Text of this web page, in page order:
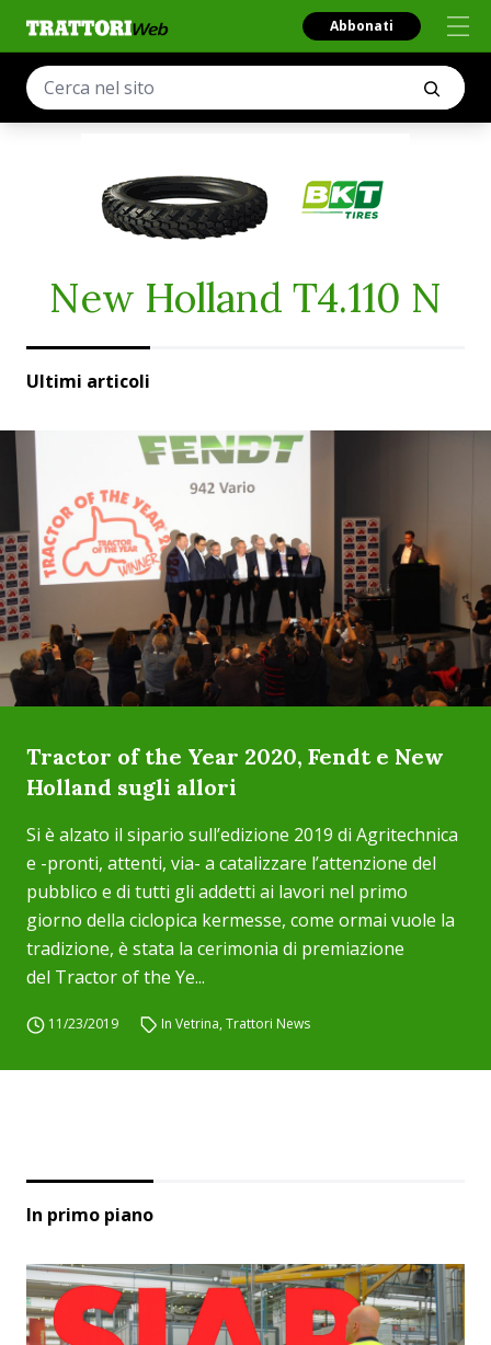
Abbonati
New Holland T4.110 N
Ultimi articoli
Tractor of the Year 2020, Fendt e New
Holland sugli allori
Si è alzato il sipario sull’edizione 2019 di Agritechnica
e -pronti, attenti, via- a catalizzare l’attenzione del
pubblico e di tutti gli addetti ai lavori nel primo
giorno della ciclopica kermesse, come ormai vuole la
tradizione, è stata la cerimonia di premiazione
del Tractor of the Ye...
11/23/2019 In Vetrina,Trattori News
In primo piano